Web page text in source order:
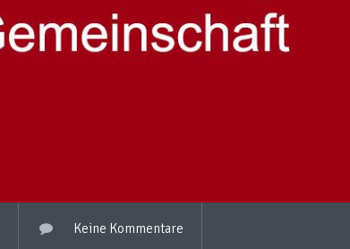
Keine Kommentare